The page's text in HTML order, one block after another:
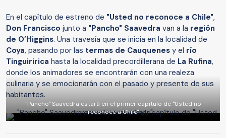
En el capítulo de estreno de "Usted no reconoce a Chile",
Don Francisco junto a "Pancho" Saavedra van a la región
de O’Higgins. Una travesía que se inicia en la localidad de
Coya, pasando por las termas de Cauquenes y el río
Tinguiririca hasta la localidad precordillerana de La Rufina,
donde los animadores se encontrarán con una realeza
culinaria y se emocionarán con el pasado y presente de sus
habitantes.
"Pancho" Saavedra estará en el primer capítulo de "Usted no
reconoce a Chile"